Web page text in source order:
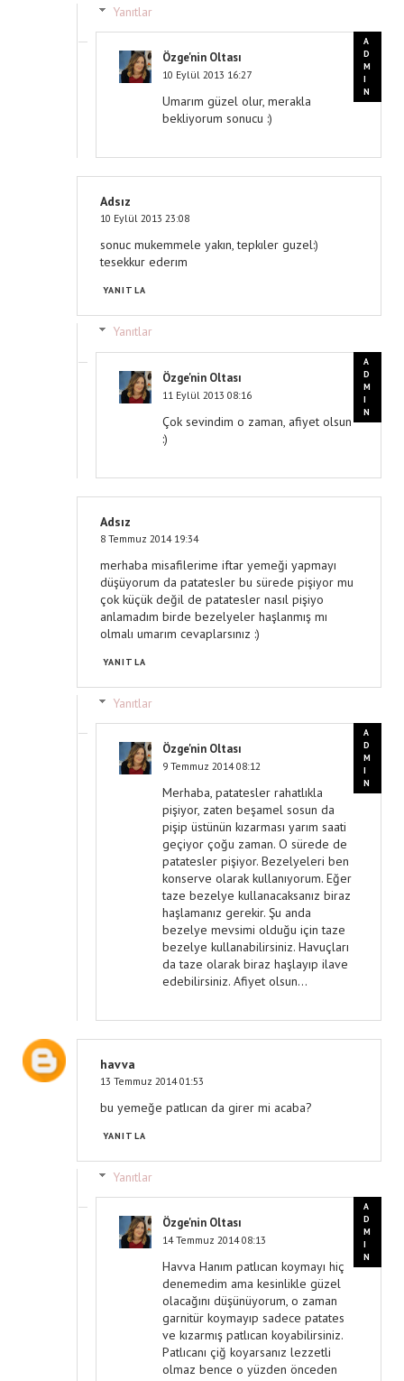
Yanıtlar
Özge'nin Oltası
10 Eylül 2013 16:27
Umarım güzel olur, merakla
bekliyorum sonucu :)
Adsız
10 Eylül 2013 23:08
sonuc mukemmele yakın, tepkıler guzel:)
tesekkur ederım
YANITLA
Yanıtlar
Özge'nin Oltası
11 Eylül 2013 08:16
Çok sevindim o zaman, afiyet olsun
:)
Adsız
8 Temmuz 2014 19:34
merhaba misafilerime iftar yemeği yapmayı
düşüyorum da patatesler bu sürede pişiyor mu
çok küçük değil de patatesler nasıl pişiyo
anlamadım birde bezelyeler haşlanmış mı
olmalı umarım cevaplarsınız :)
YANITLA
Yanıtlar
Özge'nin Oltası
9 Temmuz 2014 08:12
Merhaba, patatesler rahatlıkla
pişiyor, zaten beşamel sosun da
pişip üstünün kızarması yarım saati
geçiyor çoğu zaman. O sürede de
patatesler pişiyor. Bezelyeleri ben
konserve olarak kullanıyorum. Eğer
taze bezelye kullanacaksanız biraz
haşlamanız gerekir. Şu anda
bezelye mevsimi olduğu için taze
bezelye kullanabilirsiniz. Havuçları
da taze olarak biraz haşlayıp ilave
edebilirsiniz. Afiyet olsun...
havva
13 Temmuz 2014 01:53
bu yemeğe patlıcan da girer mi acaba?
YANITLA
Yanıtlar
Özge'nin Oltası
14 Temmuz 2014 08:13
Havva Hanım patlıcan koymayı hiç
denemedim ama kesinlikle güzel
olacağını düşünüyorum, o zaman
garnitür koymayıp sadece patates
ve kızarmış patlıcan koyabilirsiniz.
Patlıcanı çiğ koyarsanız lezzetli
olmaz bence o yüzden önceden